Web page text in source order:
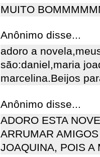
MUITO
Anônimo disse...
adoro a
são:daniel,maria
marcelina.Beijos
Anônimo disse...
ADORO ESTA
ARRUMAR
JOAQUINA, POIS A